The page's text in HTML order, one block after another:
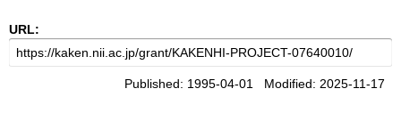
URL:
Published: 1995-04-01 Modified: 2025-11-17